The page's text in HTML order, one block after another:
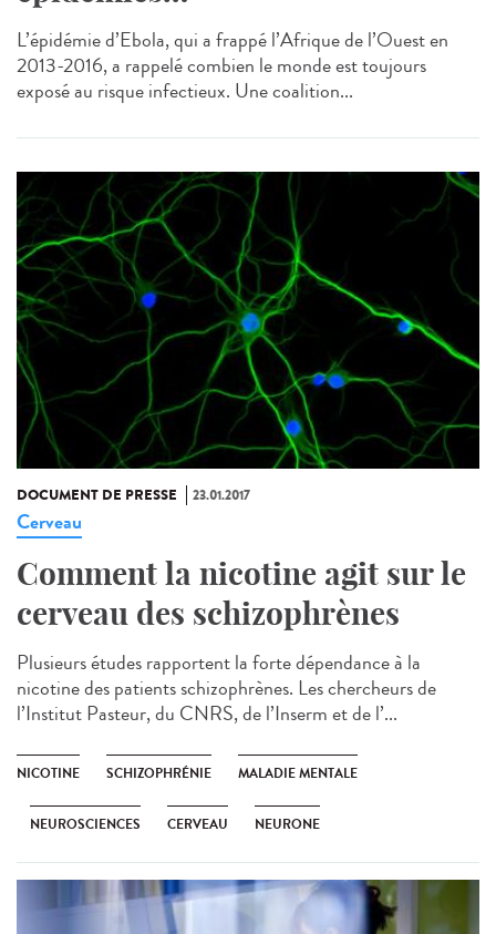
L’épidémie d’Ebola, qui a frappé l’Afrique de l’Ouest en
2013-2016, a rappelé combien le monde est toujours
exposé au risque infectieux. Une coalition...
DOCUMENT DE PRESSE 23.01.2017
Cerveau
Comment la nicotine agit sur le
cerveau des schizophrènes
Plusieurs études rapportent la forte dépendance à la
nicotine des patients schizophrènes. Les chercheurs de
l’Institut Pasteur, du CNRS, de l’Inserm et de l’...
NICOTINE SCHIZOPHRÉNIE MALADIE MENTALE
NEUROSCIENCES CERVEAU NEURONE